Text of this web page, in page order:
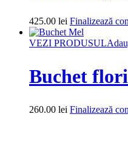
425.00 lei Finalizează
VEZI PRODUSUL
Buchet
260.00 lei Finalizează